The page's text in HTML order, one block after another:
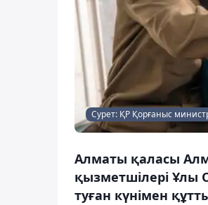
Сурет: ҚР Қорғаныс
Алматы қаласы
қызметшілері Ұлы
туған күнімен